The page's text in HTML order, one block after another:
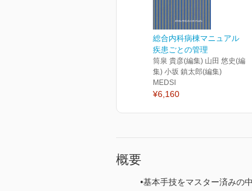
総合内科病棟マニュアル
疾患ごとの管理
筒泉 貴彦(編集) 山田 悠史(編
集) 小坂 鎮太郎(編集)
MEDSI
¥6,160
概要
•基本手技をマスター済みの